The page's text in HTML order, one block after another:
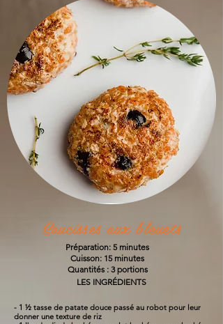
Saucisses aux bleuets
LES INGRÉDIENTS
- 1 ½ tasse de patate douce passé au robot pour leur
donner une texture de riz
Préparation: 5 minutes
Cuisson: 15 minutes
Quantités : 3 portions